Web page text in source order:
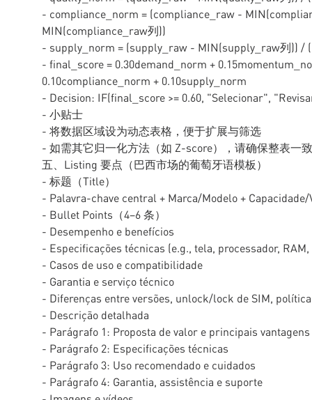
- compliance_norm = (compliance_raw -
MIN(compliance_raw列))
- supply_norm = (supply_raw - MIN(supply_raw列)) /
- final_score = 0.30demand_norm +
0.10compliance_norm + 0.10supply_norm
- Decision: IF(final_score >= 0.60, "Selecionar",
- 小贴士
- 将数据区域设为动态表格，便于扩展与筛选
- 如需其它归一化方法（如 Z-score），请确保整表一致
五、Listing 要点（巴西市场的葡萄牙语模板）
- 标题（Title）
- Palavra-chave central + Marca/Modelo + Capacidade/
- Bullet Points（4–6 条）
- Desempenho e benefícios
- Especificações técnicas (e.g., tela, processador,
- Casos de uso e compatibilidade
- Garantia e serviço técnico
- Diferenças entre versões, unlock/lock de SIM,
- Descrição detalhada
- Parágrafo 1: Proposta de valor e principais vantagens
- Parágrafo 2: Especificações técnicas
- Parágrafo 3: Uso recomendado e cuidados
- Parágrafo 4: Garantia, assistência e suporte